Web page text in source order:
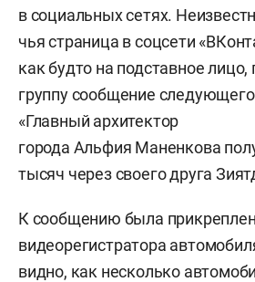
в социальных сетях.
чья страница в соцсети
как будто на подставное
группу сообщение
«Главный архитектор
города Альфия Маненкова
тысяч через своего друга
К сообщению была
видеорегистратора
видно, как несколько